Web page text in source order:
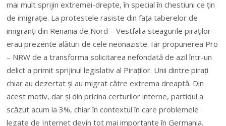
mai mult sprijin extremei-drepte, în special în chestiuni ce țin
de imigrație. La protestele rasiste din fața taberelor de
imigranți din Renania de Nord – Vestfalia steagurile piraților
erau prezente alături de cele neonaziste. Iar propunerea Pro
– NRW de a transforma solicitarea nefondată de azil într-un
delict a primit sprijinul legislativ al Piraților. Unii dintre pirați
chiar au dezertat și au migrat către extrema dreaptă. Din
acest motiv, dar și din pricina certurilor interne, partidul a
scăzut acum la 3%, chiar în contextul în care problemele
legate de Internet devin tot mai importante în Germania.